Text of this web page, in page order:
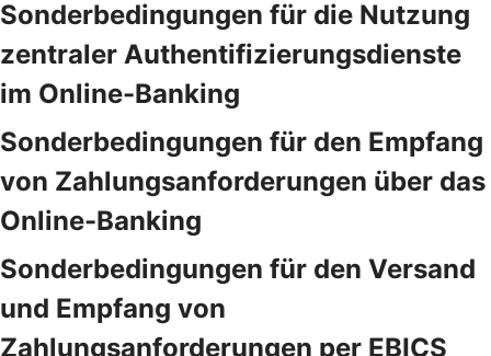
Sonderbedingungen für die Nutzung
zentraler Authentifizierungsdienste
im Online-Banking
Sonderbedingungen für den Empfang
von Zahlungsanforderungen über das
Online-Banking
Sonderbedingungen für den Versand
und Empfang von
Zahlungsanforderungen per EBICS